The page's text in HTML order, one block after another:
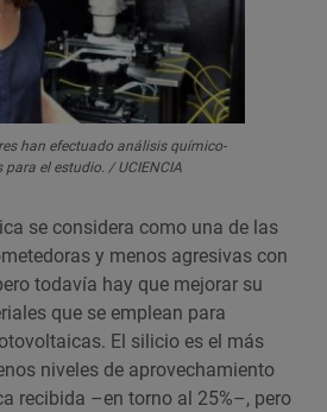
han efectuado análisis químico-
para el estudio. / UCIENCIA
se considera como una de las
y menos agresivas con
todavía hay que mejorar su
que se emplean para
El silicio es el más
niveles de aprovechamiento
recibida –en torno al 25%–, pero